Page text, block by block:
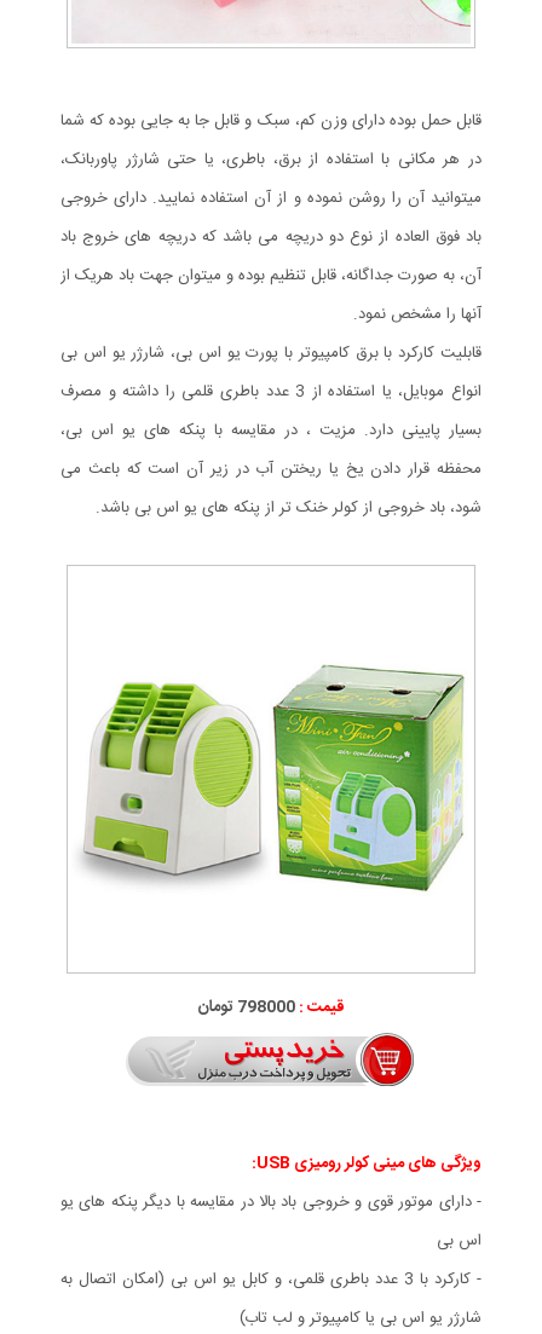
قابل حمل بوده دارای وزن کم، سبک و قابل جا به جایی بوده که شما
در هر مکانی با استفاده از برق، باطری، یا حتی شارژر پاوربانک،
میتوانید آن را روشن نموده و از آن استفاده نمایید. دارای خروجی
باد فوق العاده از نوع دو دریچه می باشد که دریچه های خروج باد
آن، به صورت جداگانه، قابل تنظیم بوده و میتوان جهت باد هریک از
آنها را مشخص نمود.
قابلیت کارکرد با برق کامپیوتر با پورت یو اس بی، شارژر یو اس بی
انواع موبایل، یا استفاده از 3 عدد باطری قلمی را داشته و مصرف
بسیار پایینی دارد. مزیت ، در مقایسه با پنکه های یو اس بی،
محفظه قرار دادن یخ یا ریختن آب در زیر آن است که باعث می
شود، باد خروجی از کولر خنک تر از پنکه های یو اس بی باشد.
قیمت :798000 تومان
ویژگی های مينی كولر روميزی USB:
- دارای موتور قوی و خروجی باد بالا در مقایسه با دیگر پنکه های یو
اس بی
- کارکرد با 3 عدد باطری قلمی، و کابل یو اس بی (امکان اتصال به
شارژر یو اس بی یا کامپیوتر و لب تاب)